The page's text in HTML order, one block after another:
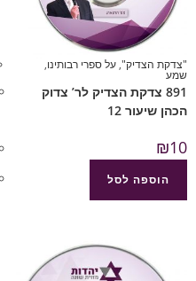
"צדקת הצדיק",על ספרי רבותינו,
שמע
891 צדקת הצדיק לר’ צדוק
הכהן שיעור 12
₪10
הוספה לסל